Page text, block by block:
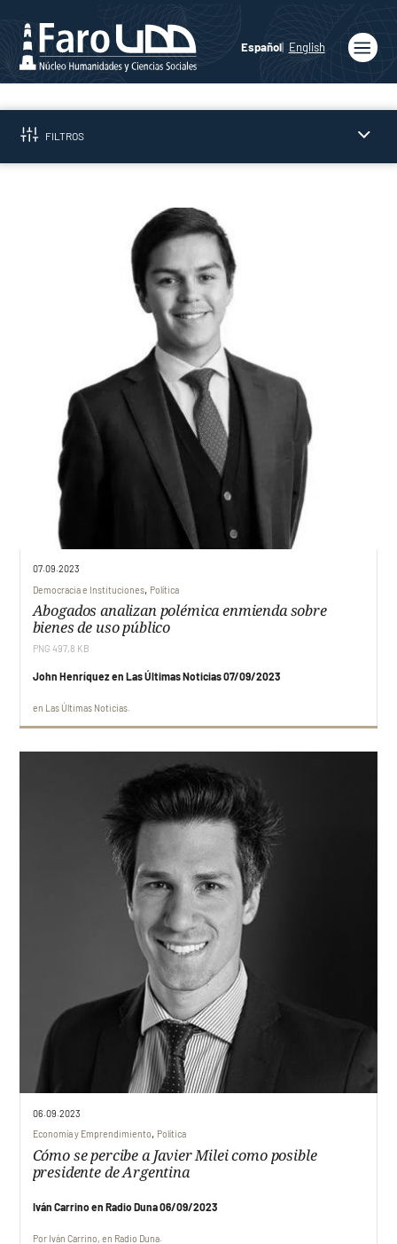
Español English
Quiénes
somos
Ediciones
Faro UDD
Contacto
FILTROS
07.09.2023
Democracia e Instituciones, Política
Abogados analizan polémica enmienda sobre
bienes de uso público
PNG 497,8 KB
John Henríquez en Las Últimas Noticias 07/09/2023
en Las Últimas Noticias
06.09.2023
Economía y Emprendimiento, Política
Cómo se percibe a Javier Milei como posible
presidente de Argentina
Iván Carrino en Radio Duna 06/09/2023
Por Iván Carrino en Radio Duna